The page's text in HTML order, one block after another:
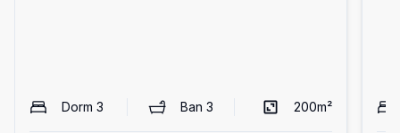
Dorm 3 Ban3 200m²